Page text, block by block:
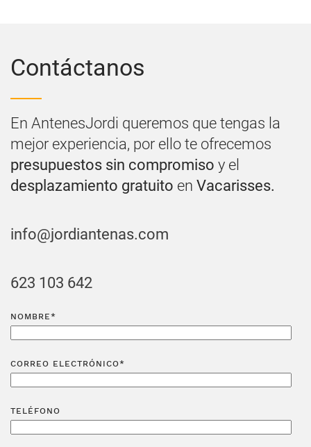
Contáctanos
En AntenesJordi queremos que tengas la
mejor experiencia, por ello te ofrecemos
presupuestos sin compromiso y el
desplazamiento gratuito en Vacarisses.
info@jordiantenas.com
623 103 642
NOMBRE*
CORREO ELECTRÓNICO*
TELÉFONO